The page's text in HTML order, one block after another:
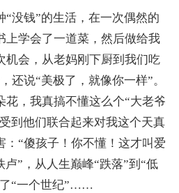
钱”的生活，在一次偶然的
上学会了一道菜，然后做给我
机会，从老妈刚下厨到我们吃
还说“美极了，就像你一样”。
花，我真搞不懂这么个“大老爷
到他们联合起来对我这个天真
：“傻孩子！你不懂！这才叫爱
”，从人生巅峰“跌落”到“低
了“一个世纪”……